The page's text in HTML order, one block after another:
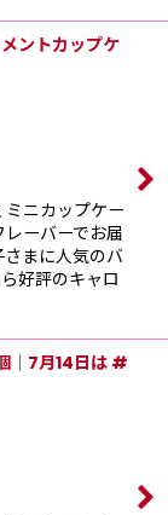
ントカップケ
ニカップケー
ーバーでお届
まに人気のバ
好評のキャロ
｜7月14日は #